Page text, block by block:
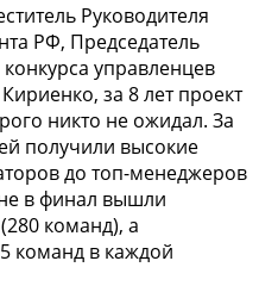
Руководителя
РФ, Председатель
управленцев
за 8 лет проект
никто не ожидал. За
получили высокие
до топ-менеджеров
в финал вышли
команд), а
команд в каждой